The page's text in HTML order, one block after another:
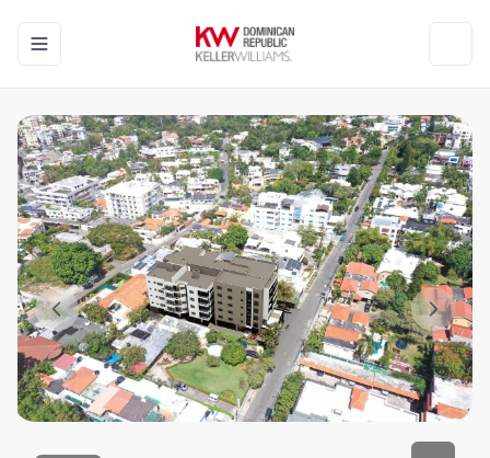
Toggle navigation menu